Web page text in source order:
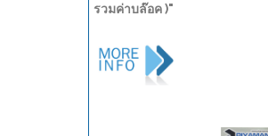
รวมค่าบล๊อค )"